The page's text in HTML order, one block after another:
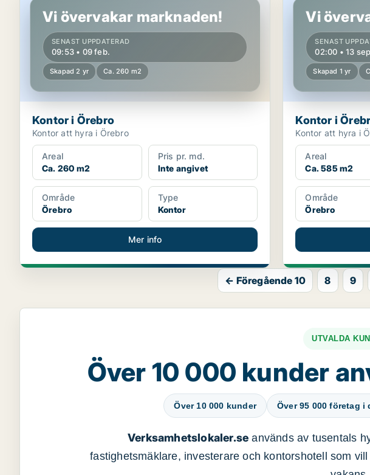
Vi övervakar marknaden!
SENAST UPPDATERAD
09:53 • 09 feb.
Skapad 2 yr Ca. 260 m2
Kontor i Örebro
Kontor att hyra i Örebro
Areal
Ca. 260 m2
Pris pr. md.
Inte angivet
Område
Örebro
Type
Kontor
Mer info
Vi
SENAST
02:00 • 13
Skapad 1 yr
Kontor i
Kontor att hyra i
Areal
Ca. 585 m2
Område
Örebro
← Föregående 10 8 9
UTVALDA
Över 10 000 kunder
Över 10 000 kunder Över 95 000 företag i
Verksamhetslokaler.se används av tusentals
fastighetsmäklare, investerare och kontorshotell som